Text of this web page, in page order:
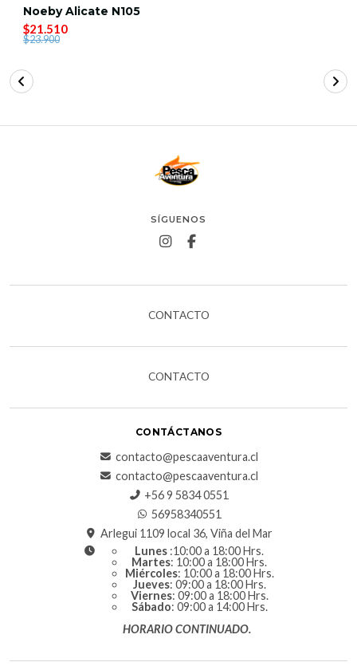
Noeby Alicate N105
$21.510
$23.900
SÍGUENOS
CONTACTO
CONTACTO
CONTÁCTANOS
contacto@pescaaventura.cl
contacto@pescaaventura.cl
+56 9 5834 0551
56958340551
Arlegui 1109 local 36, Viña del Mar
Lunes :10:00 a 18:00 Hrs.
Martes: 10:00 a 18:00 Hrs.
Miércoles: 10:00 a 18:00 Hrs.
Jueves: 09:00 a 18:00 Hrs.
Viernes: 09:00 a 18:00 Hrs.
Sábado: 09:00 a 14:00 Hrs.
HORARIO CONTINUADO.